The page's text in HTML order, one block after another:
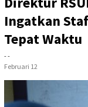
Ingatkan
Tepat Waktu
- -
Februari 12